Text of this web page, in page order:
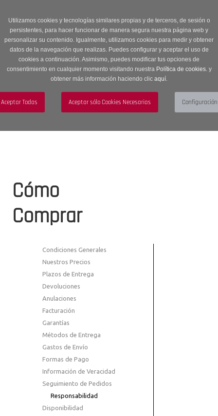
Utilizamos cookies y tecnologías similares propias y de terceros, de sesión o
persistentes, para hacer funcionar de manera segura nuestra página web y
personalizar su contenido. Igualmente, utilizamos cookies para medir y obtener
datos de la navegación que realizas. Puedes configurar y aceptar el uso de
cookies a continuación. Asimismo, puedes modificar tus opciones de
consentimiento en cualquier momento visitando nuestra Política de cookies.y
obtener más información haciendo clic aquí.
descuento en Sección OUTLET con código OUTLET20
Toggle navigation
Menú
Cómo
Comprar
Condiciones Generales
Nuestros Precios
Plazos de Entrega
Devoluciones
Anulaciones
Facturación
Garantías
Métodos de Entrega
Gastos de Envío
Formas de Pago
Información de Veracidad
Seguimiento de Pedidos
Responsabilidad
Disponibilidad